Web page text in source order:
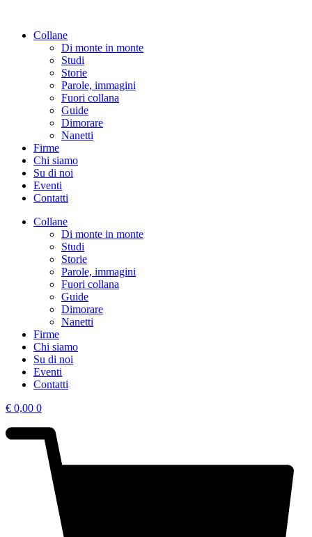
contenutoCollane
Di monte in monte
Studi
Storie
Parole, immagini
Fuori collana
Guide
Dimorare
Nanetti
Firme
Chi siamo
Su di noi
Eventi
Contatti
Collane
Di monte in monte
Studi
Storie
Parole, immagini
Fuori collana
Guide
Dimorare
Nanetti
Firme
Chi siamo
Su di noi
Eventi
Contatti
€ 0,00 0